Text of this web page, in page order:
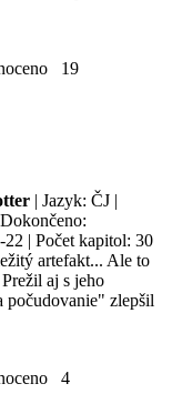
19
| Jazyk: ČJ |
22 | Počet kapitol: 30
artefakt... Ale to
aj s jeho
zlepšil
4